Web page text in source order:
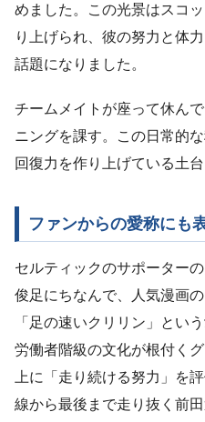
めました。この光景はスコ
り上げられ、彼の努力と体
話題になりました。
チームメイトが座って休ん
ニングを課す。この日常的
回復力を作り上げている土
ファンからの愛称にも
セルティックのサポーター
俊足にちなんで、人気漫画
「足の速いクリリン」とい
労働者階級の文化が根付く
上に「走り続ける努力」を
線から最後まで走り抜く前